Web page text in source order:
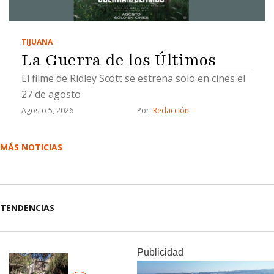
TIJUANA
La Guerra de los Últimos
El filme de Ridley Scott se estrena solo en cines el
27 de agosto
Agosto 5, 2026 Por: Redacción
MÁS NOTICIAS
TENDENCIAS
Publicidad